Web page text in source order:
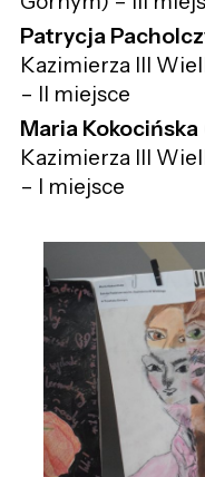
Patrycja
Kazimierza III
– II miejsce
Maria Kokocińska
Kazimierza III
– I miejsce